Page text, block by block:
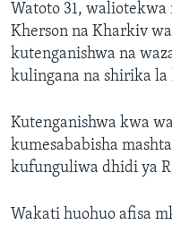
Watoto 31, waliotekwa
Kherson na Kharkiv
kutenganishwa na
kulingana na shirika la
Kutenganishwa kwa
kumesababisha
kufunguliwa dhidi ya
Wakati huohuo afisa